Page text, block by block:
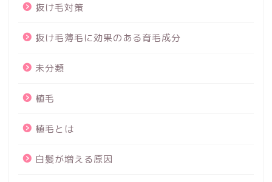
抜け毛対策
抜け毛薄毛に効果のある育毛成分
未分類
植毛
植毛とは
白髪が増える原因